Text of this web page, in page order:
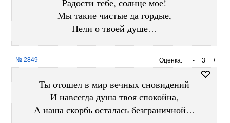
Радости тебе, солнце мое!
Мы такие чистые да гордые,
Пели о твоей душе…
Оценка: +
3
-
№ 2849
Ты отошел в мир вечных сновидений
И навсегда душа твоя спокойна,
А наша скорбь осталась безграничной…